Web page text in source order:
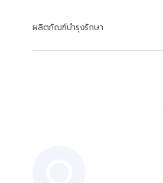
ผลิตภัณฑ์บำรุงรักษา